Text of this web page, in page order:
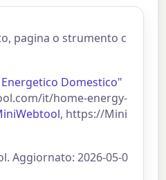
pagina o strumento c
Domestico"
it/home-energy-
, https://Mini
Aggiornato: 2026-05-0